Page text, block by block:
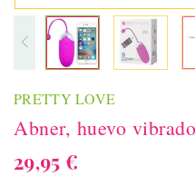
PRETTY LOVE
Abner, huevo
29,95 €